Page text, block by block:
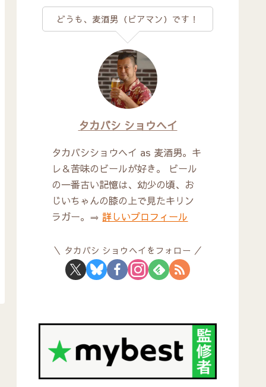
どうも、麦酒男（ビアマン）です！
タカバシ ショウヘイ
タカバシショウヘイ as 麦酒男。キ
レ＆苦味のビールが好き。 ビール
の一番古い記憶は、幼少の頃、お
じいちゃんの膝の上で見たキリン
ラガー。⇒詳しいプロフィール
タカバシ ショウヘイをフォロー